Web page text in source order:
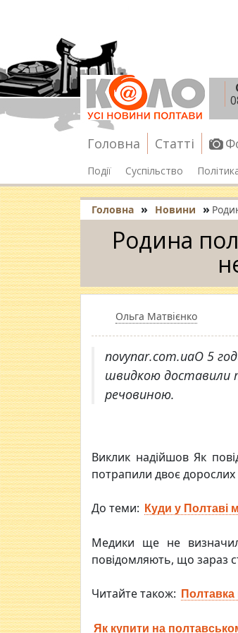
Головна Статті
Події Суспільство
Головна » Новини »
Родина
Ольга Матвієнко
novynar.com.uaО 5
швидкою доставили
речовиною.
Виклик надійшов Як
потрапили двоє дорослих
До теми: Куди у Полтаві
Медики ще не
повідомляють, що зараз
Читайте також:
Як купити на